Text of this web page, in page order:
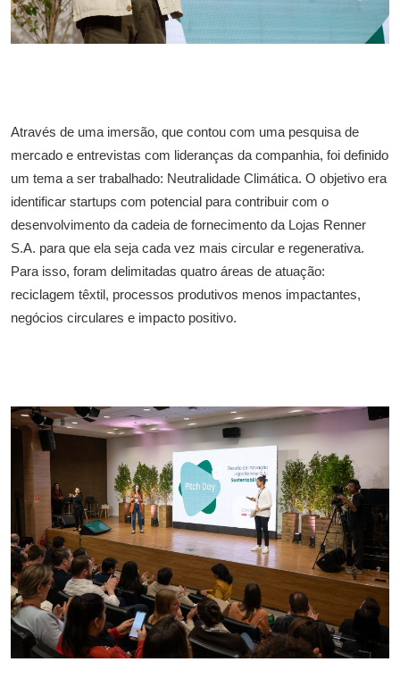
Através de uma imersão, que contou com uma pesquisa de
mercado e entrevistas com lideranças da companhia, foi definido
um tema a ser trabalhado: Neutralidade Climática. O objetivo era
identificar startups com potencial para contribuir com o
desenvolvimento da cadeia de fornecimento da Lojas Renner
S.A. para que ela seja cada vez mais circular e regenerativa.
Para isso, foram delimitadas quatro áreas de atuação:
reciclagem têxtil, processos produtivos menos impactantes,
negócios circulares e impacto positivo.